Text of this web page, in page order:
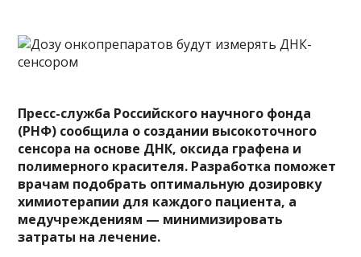
Пресс-служба Российского научного фонда
(РНФ) сообщила о создании высокоточного
сенсора на основе ДНК, оксида графена и
полимерного красителя. Разработка поможет
врачам подобрать оптимальную дозировку
химиотерапии для каждого пациента, а
медучреждениям — минимизировать
затраты на лечение.